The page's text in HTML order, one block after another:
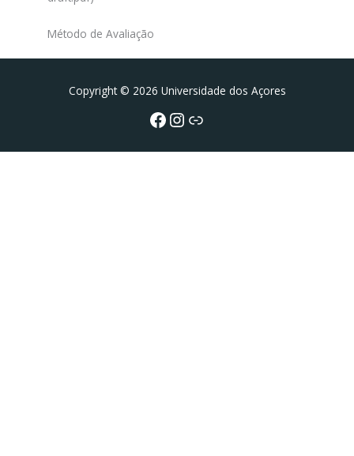
Método de Avaliação
Copyright © 2026 Universidade dos Açores
Facebook
Instagram da FCTPortal da UAc